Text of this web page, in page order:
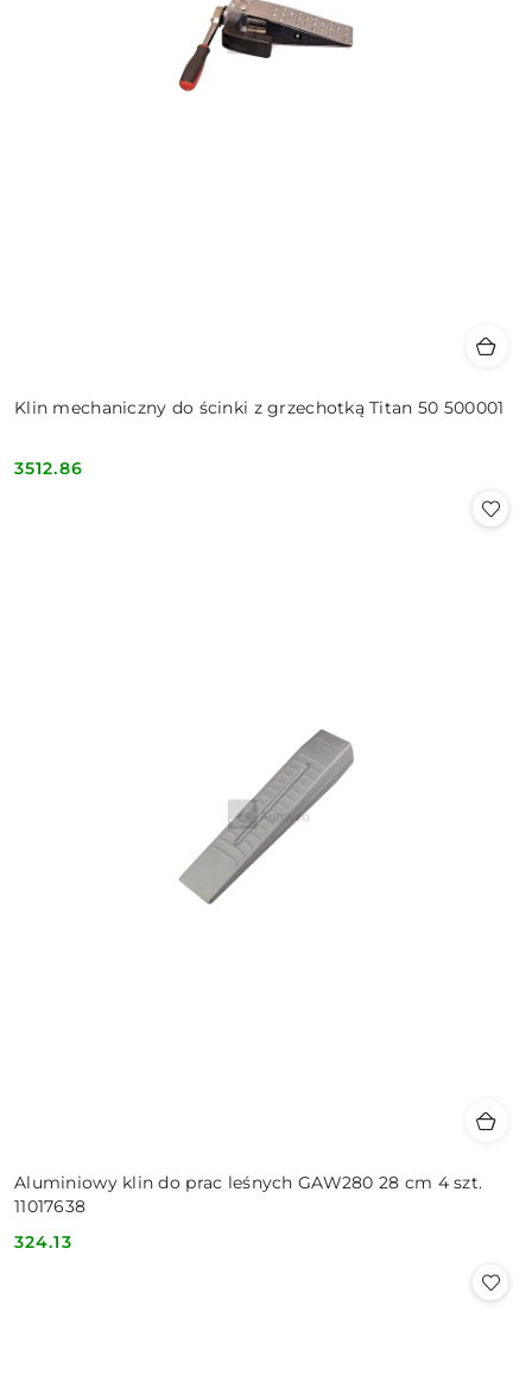
Klin mechaniczny do ścinki z grzechotką Titan 50 500001
Cena:
3512.86
Aluminiowy klin do prac leśnych GAW280 28 cm 4 szt.
11017638
Cena:
324.13